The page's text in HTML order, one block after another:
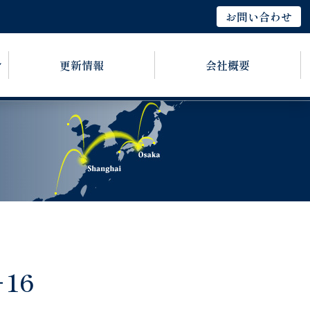
お問い合わせ
更新情報 会社概要